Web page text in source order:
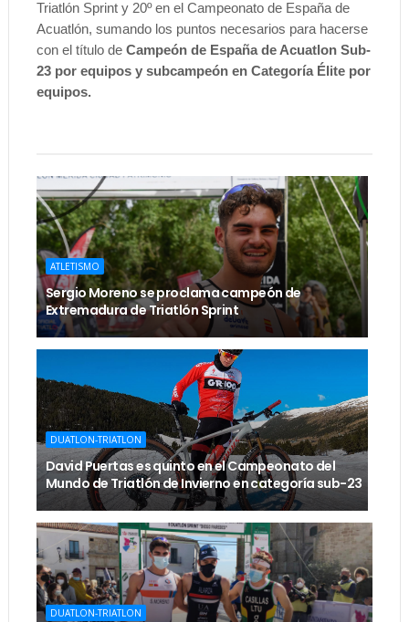
Triatlón Sprint y 20º en el Campeonato de España de
Acuatlón, sumandolos puntos necesarios para hacerse
con el título de Campeón de España de Acuatlon Sub-
23 por equipos y subcampeón en Categoría Élite por
equipos.
ATLETISMO
Sergio Moreno se proclama campeón de
Extremadura de Triatlón Sprint
DUATLON-TRIATLON
David Puertas es quinto en el Campeonato del
Mundo de Triatlón de Invierno en categoría sub-23
DUATLON-TRIATLON